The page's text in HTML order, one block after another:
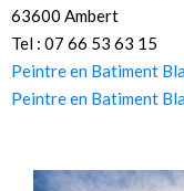
63600 Ambert
Tel : 07 66 53 63 15
Peintre en Batiment
Peintre en Batiment